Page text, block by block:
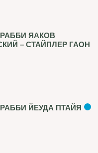
ЯАКОВ
– СТАЙПЛЕР ГАОН
ЙЕУДА ПТАЙЯ